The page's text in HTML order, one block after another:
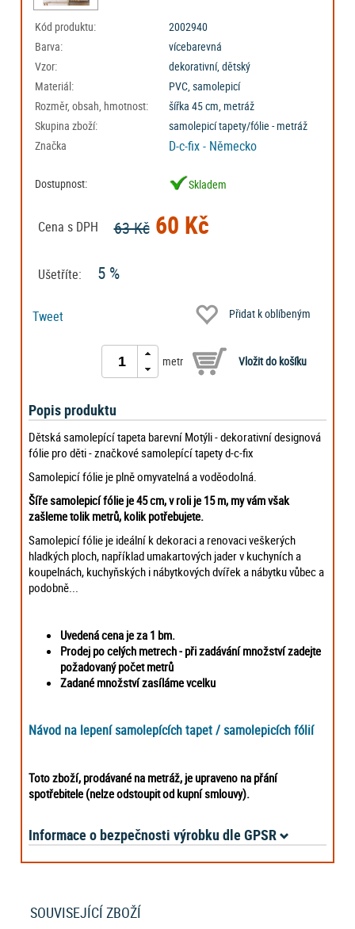
Kód produktu:
2002940
Barva:
vícebarevná
Vzor:
dekorativní, dětský
Materiál:
PVC, samolepicí
Rozměr, obsah, hmotnost:
šířka 45 cm, metráž
Skupina zboží:
samolepicí tapety/fólie - metráž
Značka
D-c-fix - Německo
Dostupnost: Skladem
Cena s DPH 63 Kč60 Kč
Ušetříte: 5 %
Tweet Přidat k oblíbeným
metr
Popis produktu
Dětská samolepící tapeta barevní Motýli - dekorativní designová
fólie pro děti - značkové samolepící tapety d-c-fix
Samolepicí fólie je plně omyvatelná a voděodolná.
Šíře samolepicí fólie je 45 cm, v roli je 15 m, my vám však
zašleme tolik metrů, kolik potřebujete.
Samolepicí fólie je ideální k dekoraci a renovaci veškerých
hladkých ploch, například umakartových jader v kuchyních a
koupelnách, kuchyňských i nábytkových dvířek a nábytku vůbec a
podobně...
Uvedená cena je za 1 bm.
Prodej po celých metrech - při zadávání množství zadejte
požadovaný počet metrů
Zadané množství zasíláme vcelku
Návod na lepení samolepících tapet / samolepicích fólií
Toto zboží, prodávané na metráž, je upraveno na přání
spotřebitele (nelze odstoupit od kupní smlouvy).
Informace o bezpečnosti výrobku dle GPSR
SOUVISEJÍCÍ ZBOŽÍ